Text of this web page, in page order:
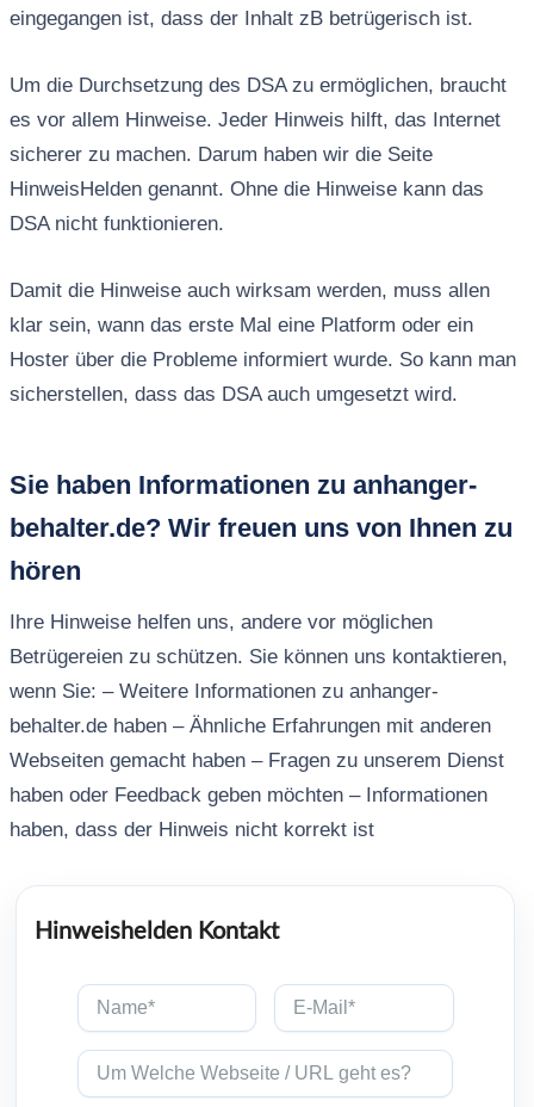
eingegangen ist, dass der Inhalt zB betrügerisch ist.
Um die Durchsetzung des DSA zu ermöglichen, braucht
es vor allem Hinweise. Jeder Hinweis hilft, das Internet
sicherer zu machen. Darum haben wir die Seite
HinweisHelden genannt. Ohne die Hinweise kann das
DSA nicht funktionieren.
Damit die Hinweise auch wirksam werden, muss allen
klar sein, wann das erste Mal eine Platform oder ein
Hoster über die Probleme informiert wurde. So kann man
sicherstellen, dass das DSA auch umgesetzt wird.
Sie haben Informationen zu anhanger-
behalter.de? Wir freuen uns von Ihnen zu
hören
Ihre Hinweise helfen uns, andere vor möglichen
Betrügereien zu schützen. Sie können uns kontaktieren,
wenn Sie: – Weitere Informationen zu anhanger-
behalter.de haben – Ähnliche Erfahrungen mit anderen
Webseiten gemacht haben – Fragen zu unserem Dienst
haben oder Feedback geben möchten – Informationen
haben, dass der Hinweis nicht korrekt ist
Hinweishelden Kontakt